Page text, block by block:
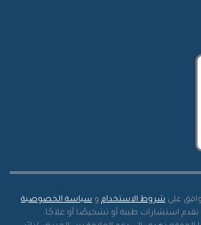
على شروط الاستخدام و سياسة الخصوصية
تقدم استشارات طبية أو تشخيصًا أو علاجًا.